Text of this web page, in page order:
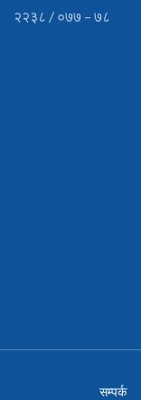
२२३८ / ०७७ – ७८
सम्पर्क